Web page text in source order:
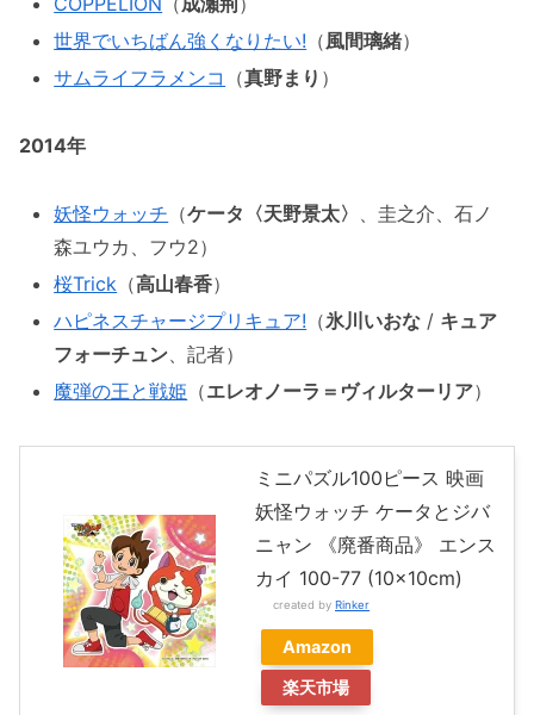
世界でいちばん強くなりたい! （風間璃緒）
サムライフラメンコ
（真野まり ）
2014年
妖怪ウォッチ （ケータ〈天野景太〉
、圭之介、石ノ
森ユウカ、フウ2）
桜Trick （高山春香）
ハピネスチャージプリキュア! （氷川いおな / キュア
フォーチュン、記者）
魔弾の王と戦姫 （エレオノーラ＝ヴィルターリア）
ミニパズル100ピース 映画
妖怪ウォッチ ケータとジバ
ニャン 《廃番商品》 エンス
カイ 100-77 (10×10cm)
created by Rinker
Amazon
楽天市場